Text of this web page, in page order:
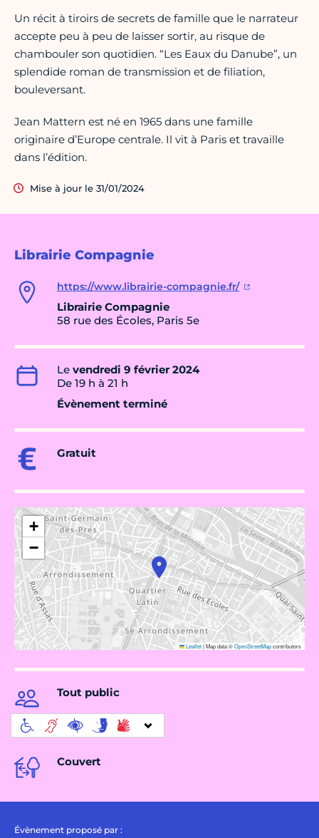
Librairie Compagnie
https://www.librairie-compagnie.fr/
Librairie Compagnie
58 rue des Écoles, Paris 5e
Le vendredi 9 février 2024
De 19 h à 21 h
Évènement terminé
Gratuit
+
−
Leaflet|Map data ©OpenStreetMapcontributors
Tout public
Couvert
Évènement proposé par :
Un récit à tiroirs de secrets de famille que le narrateur
accepte peu à peu de laisser sortir, au risque de
chambouler son quotidien. “Les Eaux du Danube”, un
splendide roman de transmission et de filiation,
bouleversant.
Jean Mattern est né en 1965 dans une famille
originaire d’Europe centrale. Il vit à Paris et travaille
dans l’édition.
Mise à jour le 31/01/2024